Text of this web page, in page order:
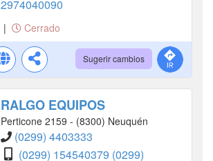
2974040090
| Cerrado
Sugerir cambios
RALGO EQUIPOS
Perticone 2159 - (8300) Neuquén
(0299) 4403333
(0299) 154540379 (0299)